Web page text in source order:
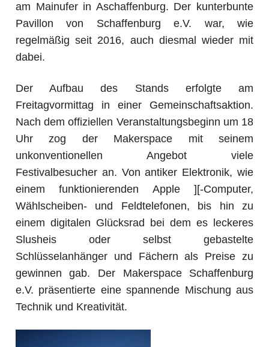
am Mainufer in Aschaffenburg. Der kunterbunte
Pavillon von Schaffenburg e.V. war, wie
regelmäßig seit 2016, auch diesmal wieder mit
dabei.
Der Aufbau des Stands erfolgte am
Freitagvormittag in einer Gemeinschaftsaktion.
Nach dem offiziellen Veranstaltungsbeginn um 18
Uhr zog der Makerspace mit seinem
unkonventionellen Angebot viele
Festivalbesucher an. Von antiker Elektronik, wie
einem funktionierenden Apple ][-Computer,
Wählscheiben- und Feldtelefonen, bis hin zu
einem digitalen Glücksrad bei dem es leckeres
Slusheis oder selbst gebastelte
Schlüsselanhänger und Fächern als Preise zu
gewinnen gab. Der Makerspace Schaffenburg
e.V. präsentierte eine spannende Mischung aus
Technik und Kreativität.